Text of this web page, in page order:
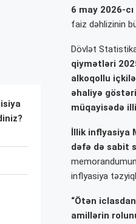
6 may 2026-cı
faiz dəhlizinin
Dövlət
qiymətləri
alkoqollu
əhaliyə
müqayisədə
İllik inflyasiya
dəfə də sabit
inflyasiya
“Ötən
amillərin